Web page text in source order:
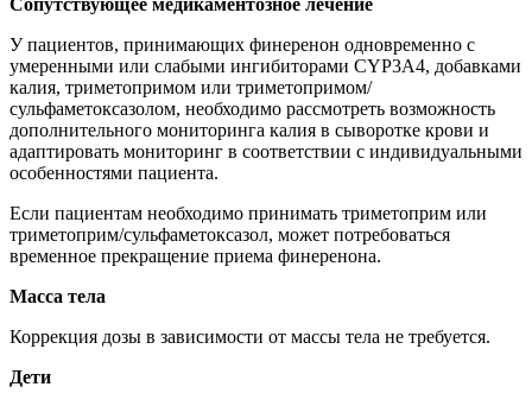
Сопутствующее медикаментозное лечение
У пациентов, принимающих финеренон одновременно с
умеренными или слабыми ингибиторами CYP3A4, добавками
калия, триметопримом или триметопримом/
сульфаметоксазолом, необходимо рассмотреть возможность
дополнительного мониторинга калия в сыворотке крови и
адаптировать мониторинг в соответствии с индивидуальными
особенностями пациента.
Если пациентам необходимо принимать триметоприм или
триметоприм/сульфаметоксазол, может потребоваться
временное прекращение приема финеренона.
Масса тела
Коррекция дозы в зависимости от массы тела не требуется.
Дети